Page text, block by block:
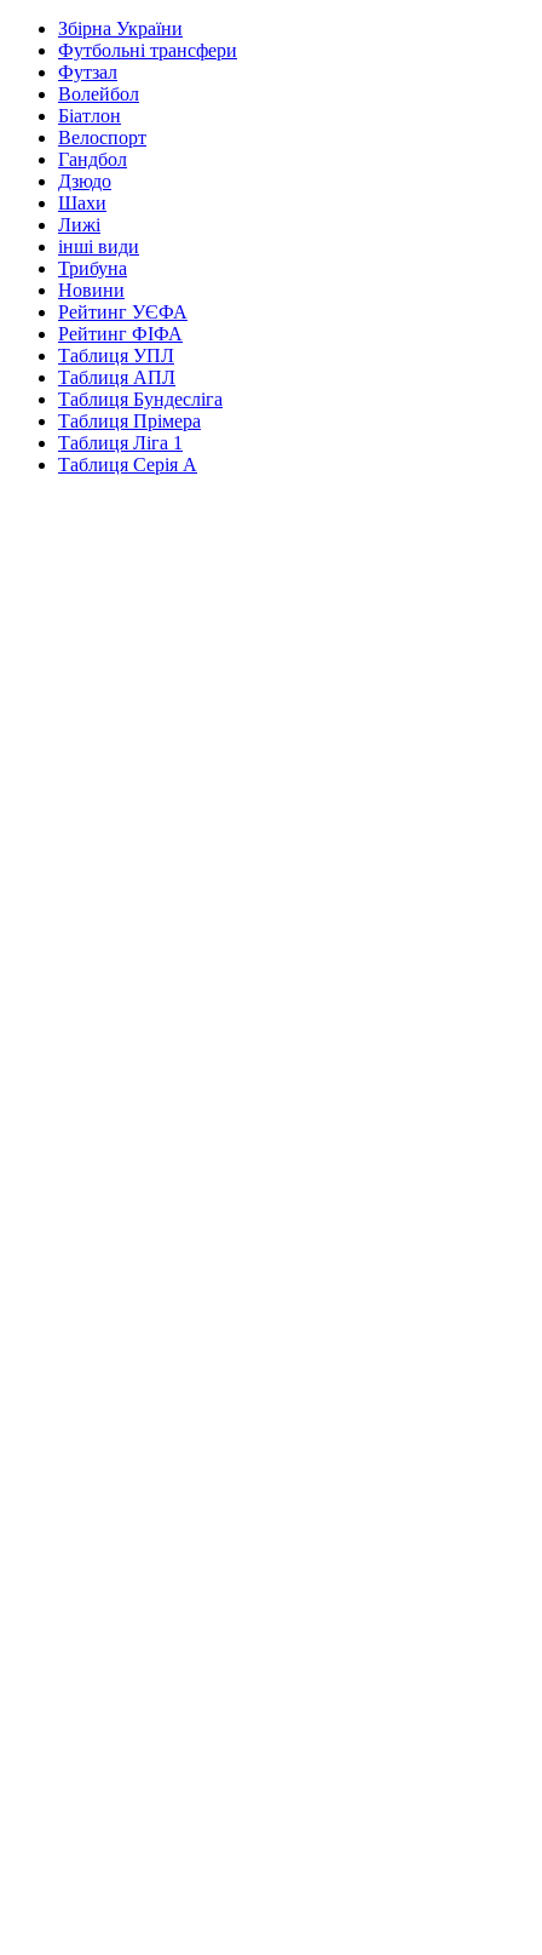
Збірна України
Футбольні трансфери
Футзал
Волейбол
Біатлон
Велоспорт
Гандбол
Дзюдо
Шахи
Лижі
інші види
Трибуна
Новини
Рейтинг УЄФА
Рейтинг ФІФА
Таблиця УПЛ
Таблиця АПЛ
Таблиця Бундесліга
Таблиця Прімера
Таблиця Ліга 1
Таблиця Серія А